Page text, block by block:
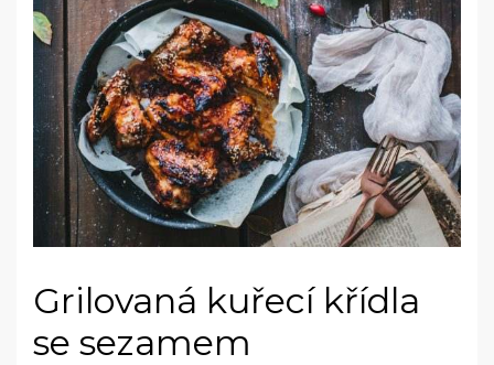
Grilovaná kuřecí křídla
se sezamem